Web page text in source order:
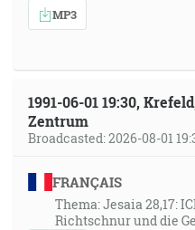
MP3
1991-06-01 19:30,
Zentrum
Broadcasted: 2026-08-01
FRANÇAIS
Thema: Jesaia 28,17:
Richtschnur und die